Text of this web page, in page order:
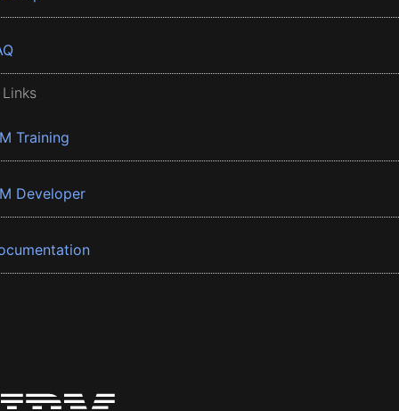
Training
Developer